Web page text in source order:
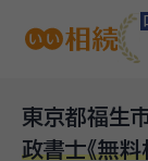
東京都福生
政書士《無料